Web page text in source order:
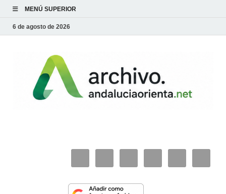
MENÚ SUPERIOR
6 de agosto de 2026